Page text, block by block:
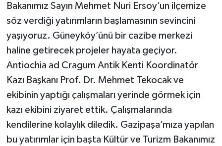
Bakanımız Sayın Mehmet Nuri Ersoy’un ilçemize
söz verdiği yatırımların başlamasının sevincini
yaşıyoruz. Güneyköy’ünü bir cazibe merkezi
haline getirecek projeler hayata geçiyor.
Antiochia ad Cragum Antik Kenti Koordinatör
Kazı Başkanı Prof. Dr. Mehmet Tekocak ve
ekibinin yaptığı çalışmaları yerinde görmek için
kazı ekibini ziyaret ettik. Çalışmalarında
kendilerine kolaylık diledik. Gazipaşa’mıza yapılan
bu yatırımlar için başta Kültür ve Turizm Bakanımız